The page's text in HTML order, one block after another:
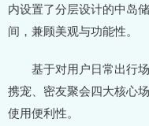
内设置了分层设计的中岛
间，兼顾美观与功能性。
基于对用户日常出行场
携宠、密友聚会四大核心
使用便利性。